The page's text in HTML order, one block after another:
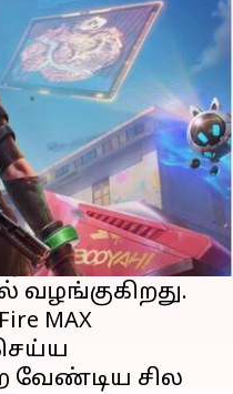
இலவச
10, 2024
09:35 am
, ரிடீம்
வழங்குகிறது.
MAX
வேண்டிய சில